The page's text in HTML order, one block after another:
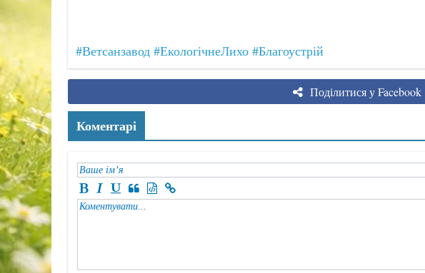
#Ветсанзавод #ЕкологічнеЛихо #Благоустрій
Поділитися у Facebook
Коментарі